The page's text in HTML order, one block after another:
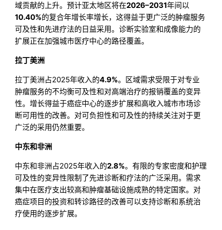
域贡献的上升。预计亚太地区将在2026–2031年间以
10.40%的复合年增长率增长，这得益于更广泛的肿瘤服务
可及性和先进疗法的日益采用。诊断实验室和成像能力的
扩展正在加强城市医疗中心的路径覆盖。
拉丁美洲
拉丁美洲占2025年收入的4.9%。区域需求受限于对专业
肿瘤服务的不均衡可及性和对高端治疗的报销覆盖的变异
性。增长得益于癌症中心的逐步扩展和高收入城市市场诊
断可用性的改善。对可负担性和可及性的持续关注对于更
广泛的采用仍然重要。
中东和非洲
中东和非洲占2025年收入的2.8%。有限的专家密度和护理
可及性的变异性限制了先进诊断和疗法的广泛采用。需求
集中在医疗支出较高和肿瘤基础设施成熟的特定国家。对
癌症项目的投资和转诊路径的改善可以支持诊断和系统治
疗使用的逐步扩展。